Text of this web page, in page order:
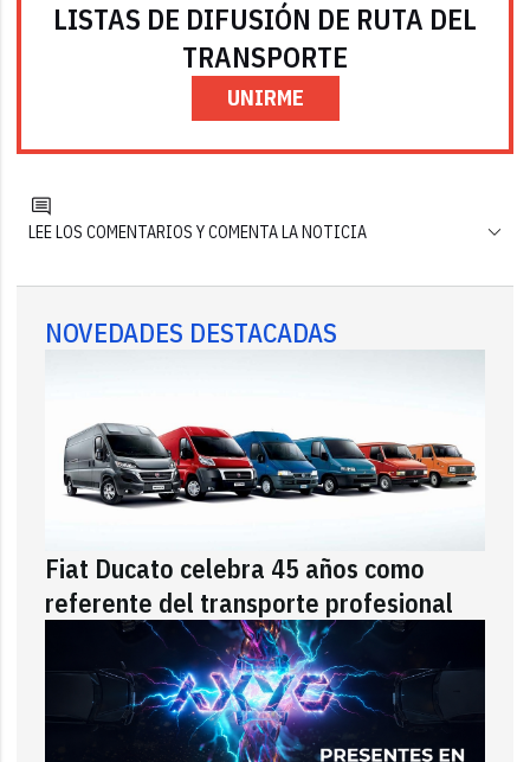
LISTAS DE DIFUSIÓN DE RUTA DEL
TRANSPORTE
UNIRME
LEE LOS COMENTARIOS Y COMENTA LA NOTICIA
NOVEDADES DESTACADAS
Fiat Ducato celebra 45 años como
referente del transporte profesional